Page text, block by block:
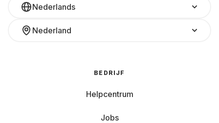
Nederlands
Nederland
BEDRIJF
Helpcentrum
Jobs